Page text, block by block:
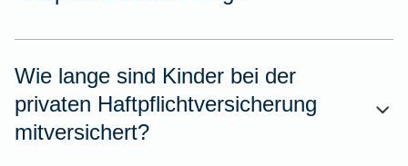
Wie lange sind Kinder bei der
privaten Haftpflichtversicherung
mitversichert?